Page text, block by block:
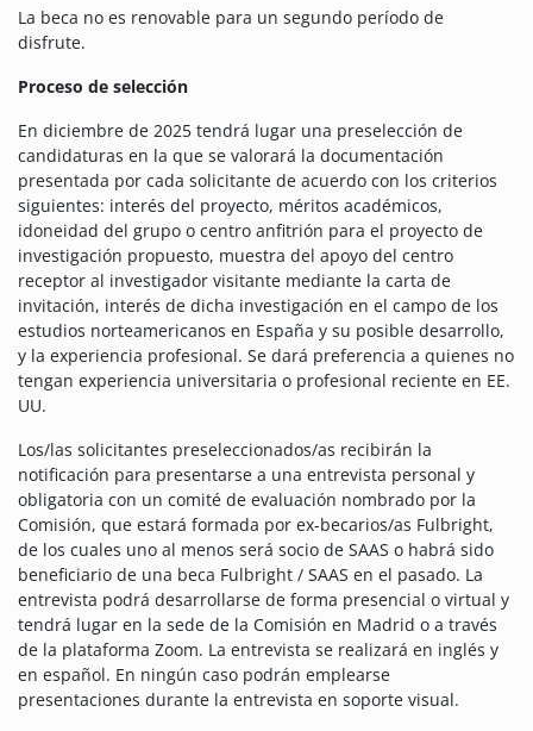
La beca no es renovable para un segundo período de
disfrute.
Proceso de selección
En diciembre de 2025 tendrá lugar una preselección de
candidaturas en la que se valorará la documentación
presentada por cada solicitante de acuerdo con los criterios
siguientes: interés del proyecto, méritos académicos,
idoneidad del grupo o centro anfitrión para el proyecto de
investigación propuesto, muestra del apoyo del centro
receptor al investigador visitante mediante la carta de
invitación, interés de dicha investigación en el campo de los
estudios norteamericanos en España y su posible desarrollo,
y la experiencia profesional. Se dará preferencia a quienes no
tengan experiencia universitaria o profesional reciente en EE.
UU.
Los/las solicitantes preseleccionados/as recibirán la
notificación para presentarse a una entrevista personal y
obligatoria con un comité de evaluación nombrado por la
Comisión, que estará formada por ex-becarios/as Fulbright,
de los cuales uno al menos será socio de SAAS o habrá sido
beneficiario de una beca Fulbright / SAAS en el pasado. La
entrevista podrá desarrollarse de forma presencial o virtual y
tendrá lugar en la sede de la Comisión en Madrid o a través
de la plataforma Zoom. La entrevista se realizará en inglés y
en español. En ningún caso podrán emplearse
presentaciones durante la entrevista en soporte visual.